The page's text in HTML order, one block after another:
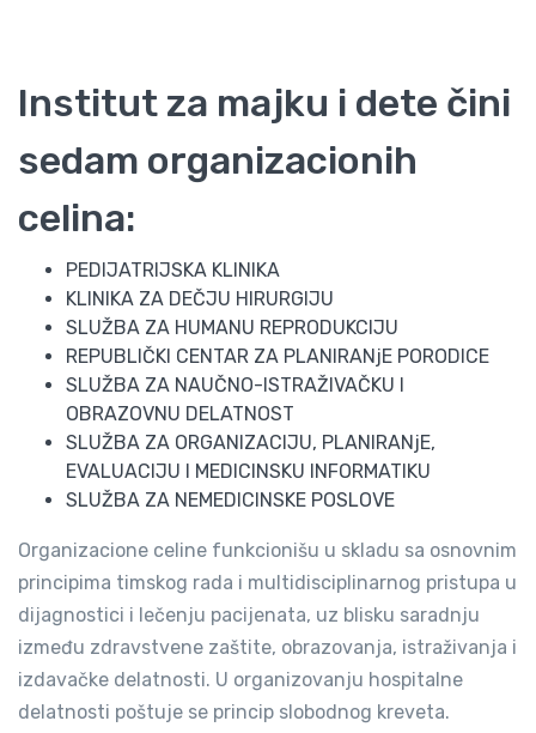
Institut za majku i dete čini
sedam organizacionih
celina:
PEDIJATRIJSKA KLINIKA
KLINIKA ZA DEČJU HIRURGIJU
SLUŽBA ZA HUMANU REPRODUKCIJU
REPUBLIČKI CENTAR ZA PLANIRANjE PORODICE
SLUŽBA ZA NAUČNO-ISTRAŽIVAČKU I
OBRAZOVNU DELATNOST
SLUŽBA ZA ORGANIZACIJU, PLANIRANjE,
EVALUACIJU I MEDICINSKU INFORMATIKU
SLUŽBA ZA NEMEDICINSKE POSLOVE
Organizacione celine funkcionišu u skladu sa osnovnim
principima timskog rada i multidisciplinarnog pristupa u
dijagnostici i lečenju pacijenata, uz blisku saradnju
između zdravstvene zaštite, obrazovanja, istraživanja i
izdavačke delatnosti. U organizovanju hospitalne
delatnosti poštuje se princip slobodnog kreveta.